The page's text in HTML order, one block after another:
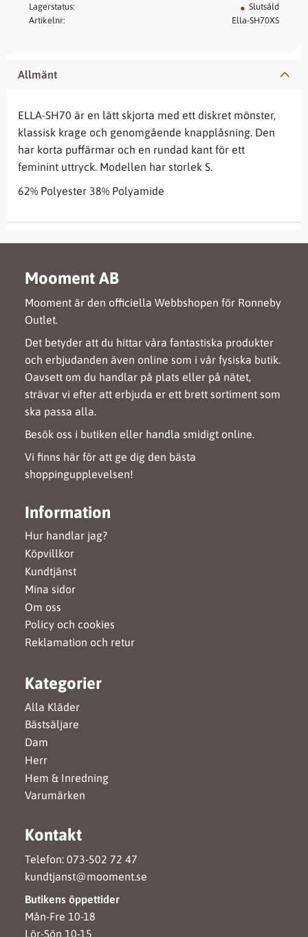
Lagerstatus
Slutsåld
Artikelnr
Ella-SH70XS
Allmänt
ELLA-SH70 är en lätt skjorta med ett diskret mönster,
klassisk krage och genomgående knapplåsning. Den
har korta puffärmar och en rundad kant för ett
feminint uttryck. Modellen har storlek S.
62% Polyester 38% Polyamide
Mooment AB
Mooment är den officiella Webbshopen för Ronneby
Outlet.
Det betyder att du hittar våra fantastiska produkter
och erbjudanden även online som i vår fysiska butik.
Oavsett om du handlar på plats eller på nätet,
strävar vi efter att erbjuda er ett brett sortiment som
ska passa alla.
Besök oss i butiken eller handla smidigt online.
Vi finns här för att ge dig den bästa
shoppingupplevelsen!
Information
Hur handlar jag?
Köpvillkor
Kundtjänst
Mina sidor
Om oss
Policy och cookies
Reklamation och retur
Kategorier
Alla Kläder
Bästsäljare
Dam
Herr
Hem & Inredning
Varumärken
Kontakt
Telefon: 073-502 72 47
kundtjanst@mooment.se
Butikens öppettider
Mån-Fre 10-18
Lör-Sön 10-15